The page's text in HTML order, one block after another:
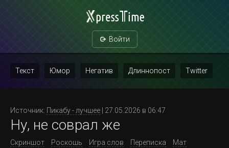
Войти
Текст Юмор Негатив Длиннопост Twitter
Повтор
Источник: Пикабу - лучшее | 27.05.2026 в 06:47
Ну, не соврал же
Скриншот Роскошь Игра слов Переписка Мат